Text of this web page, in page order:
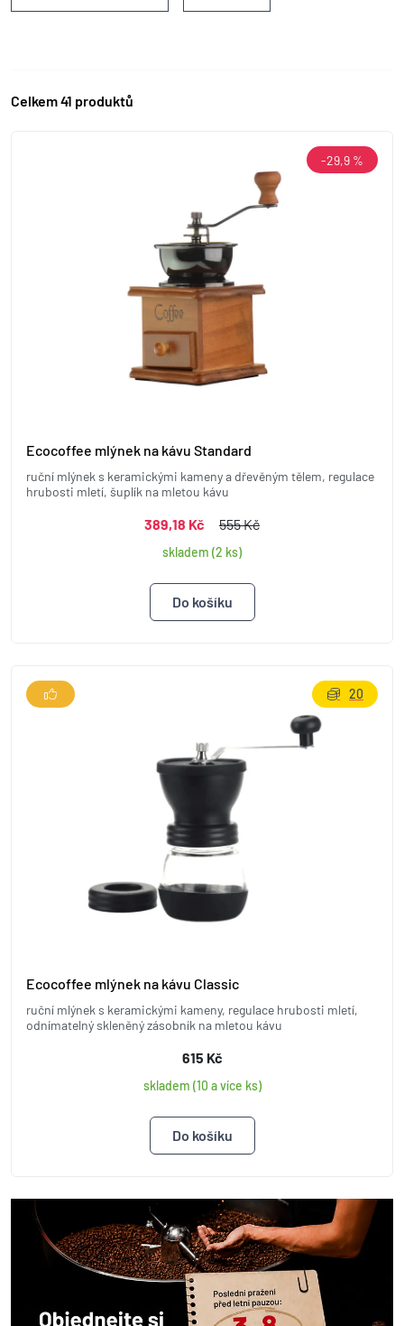
Celkem 41 produktů
Ecocoffee mlýnek na kávu Standard
ruční mlýnek s keramickými kameny a dřevěným tělem, regulace
hrubosti mletí, šuplík na mletou kávu
389,18 Kč 555 Kč
skladem (2 ks)
-29,9 %
Ecocoffee mlýnek na kávu Classic
ruční mlýnek s keramickými kameny, regulace hrubosti mletí,
odnímatelný skleněný zásobník na mletou kávu
615 Kč
skladem (10 a více ks)
20